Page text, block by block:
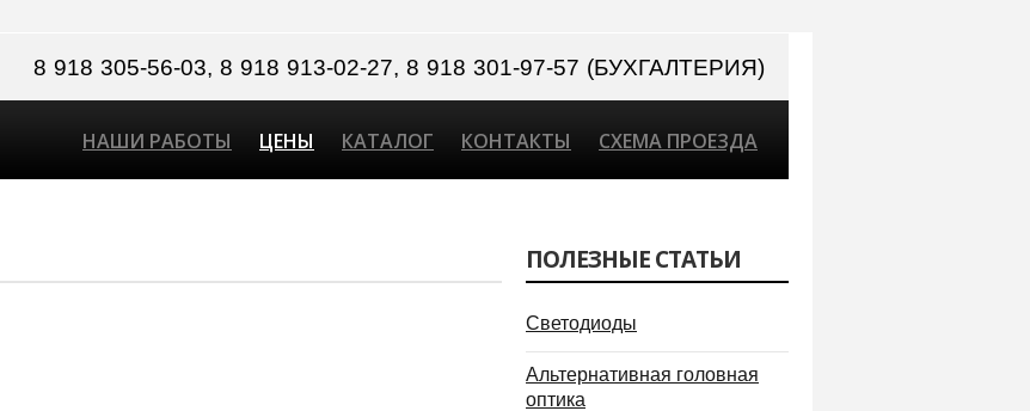
8 918 305-56-03, 8 918 913-02-27, 8 918 301-97-57 (БУХГАЛТЕРИЯ)
НАШИ РАБОТЫ ЦЕНЫ КАТАЛОГ КОНТАКТЫ СХЕМА ПРОЕЗДА
ПОЛЕЗНЫЕ СТАТЬИ
Светодиоды
Альтернативная головная
оптика